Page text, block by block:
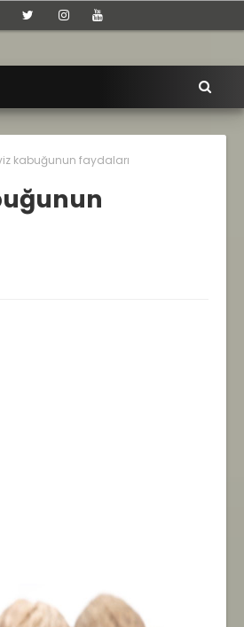
kabuğunun faydaları